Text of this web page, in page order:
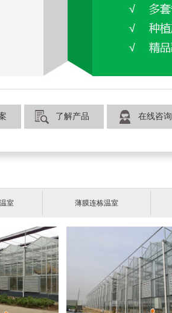
了解产品 在线咨询
室 薄膜连栋温室